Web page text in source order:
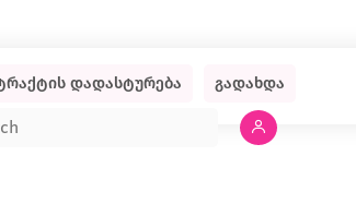
დადასტურება გადახდა